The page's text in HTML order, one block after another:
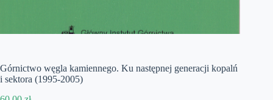
Górnictwo węgla kamiennego. Ku następnej generacji kopalń
i sektora (1995-2005)